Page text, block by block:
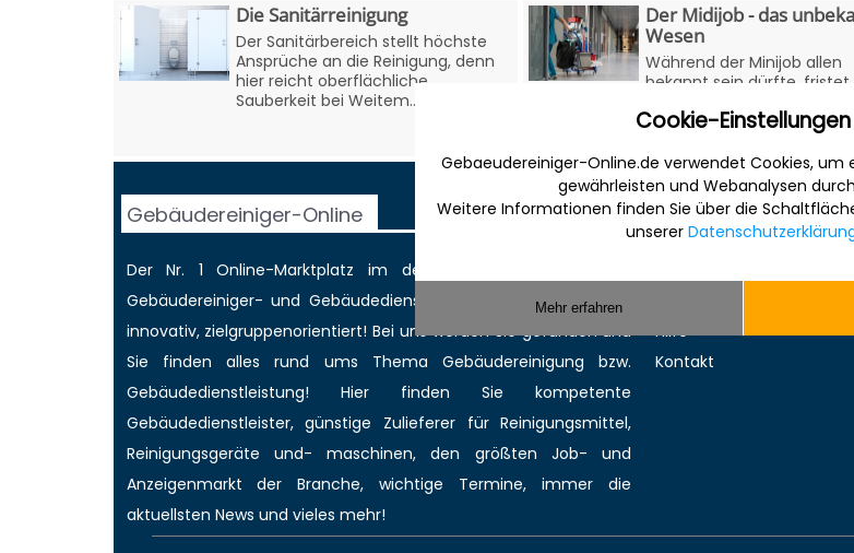
Die Sanitärreinigung
Der Sanitärbereich stellt höchste
Ansprüche an die Reinigung, denn
hier reicht oberflächliche
Sauberkeit bei Weitem...
Der Midijob - das
Wesen
Während der Minijob allen
bekannt sein dürfte, fristet
Dasein. Für Ar...
Gebäudereiniger-Online
Der Nr. 1 Online-Marktplatz im deutschen Internet für die
Gebäudereiniger- und Gebäudedienstleisterbranche. Informativ,
innovativ, zielgruppenorientiert! Bei uns werden Sie gefunden und
Sie finden alles rund ums Thema Gebäudereinigung bzw.
Gebäudedienstleistung! Hier finden Sie kompetente
Gebäudedienstleister, günstige Zulieferer für Reinigungsmittel,
Reinigungsgeräte und- maschinen, den größtenJob- und
Anzeigenmarkt der Branche,wichtige Termine, immer die
aktuellsten News und vieles mehr!
Sonstiges
Musterverträge und
Hilfe
Kontakt
Cookie-Einstellungen
Gebaeudereiniger-Online.de verwendet Cookies, um
gewährleisten und Webanalysen
Weitere Informationen finden Sie über die
unserer
Mehr erfahren